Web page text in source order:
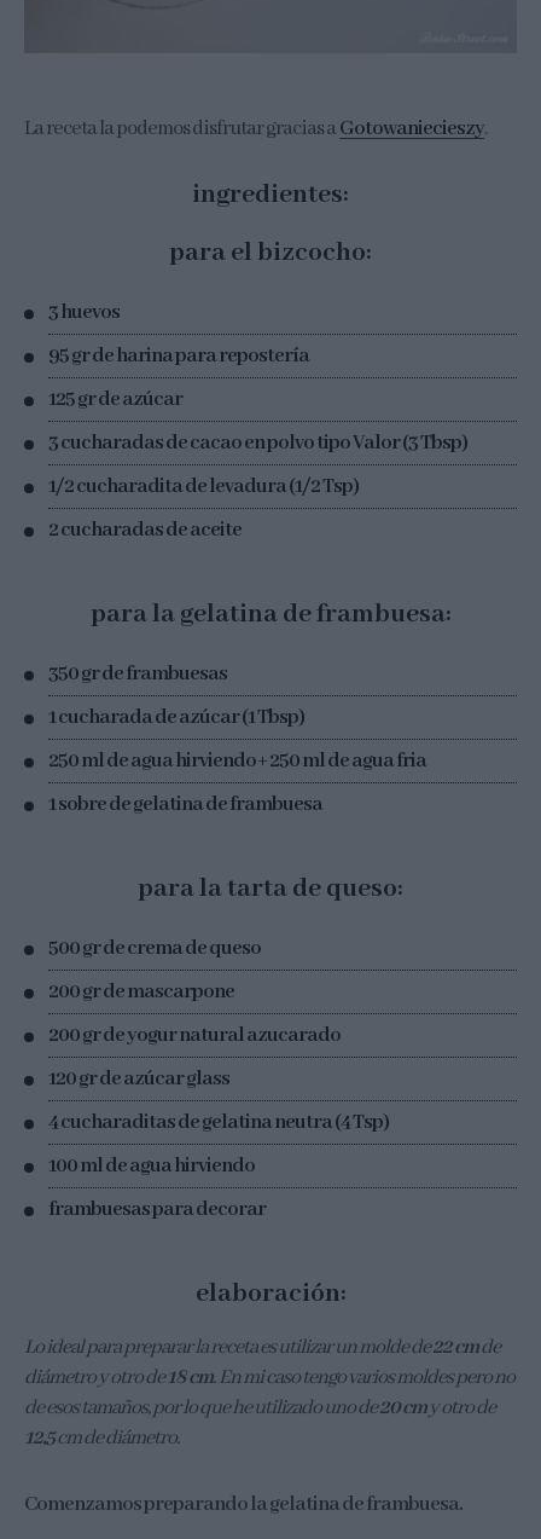
La receta la podemos disfrutar gracias aGotowaniecieszy.
ingredientes:
para el bizcocho:
3 huevos
95 gr de harina para repostería
125 gr de azúcar
3 cucharadas de cacao en polvo tipo Valor (3 Tbsp)
1/2 cucharadita de levadura (1/2 Tsp)
2 cucharadas de aceite
para la gelatina de frambuesa:
350 gr de frambuesas
1 cucharada de azúcar (1 Tbsp)
250 ml de agua hirviendo + 250 ml de agua fria
1 sobre de gelatina de frambuesa
para la tarta de queso:
500 gr de crema de queso
200 gr de mascarpone
200 gr de yogur natural azucarado
120 gr de azúcar glass
4 cucharaditas de gelatina neutra (4 Tsp)
100 ml de agua hirviendo
frambuesas para decorar
elaboración:
Lo ideal para preparar la receta es utilizar un molde de22 cmde
diámetro y otro de18 cm. En mi caso tengo varios moldes pero no
de esos tamaños, por lo que he utilizado uno de20 cmy otro de
12,5cm de diámetro.
Comenzamos preparando la gelatina de frambuesa.